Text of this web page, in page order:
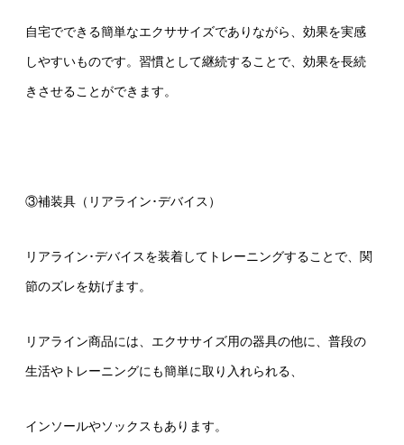
自宅でできる簡単なエクササイズでありながら、効果を実感
しやすいものです。習慣として継続することで、効果を長続
きさせることができます。
③補装具（リアライン･デバイス）
リアライン･デバイスを装着してトレーニングすることで、関
節のズレを妨げます。
リアライン商品には、エクササイズ用の器具の他に、普段の
生活やトレーニングにも簡単に取り入れられる、
インソールやソックスもあります。